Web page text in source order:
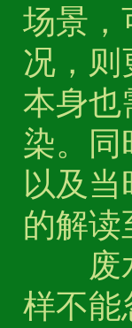
场景，
况，则
本身也
染。同
以及
的解读
废
样不能